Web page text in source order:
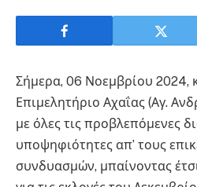
Σήμερα, 06 Νοεμβρίου 2024,
Επιμελητήριο Αχαΐας (Αγ.
με όλες τις προβλεπόμενες
υποψηφιότητες απ’ τους
συνδυασμών, μπαίνοντας